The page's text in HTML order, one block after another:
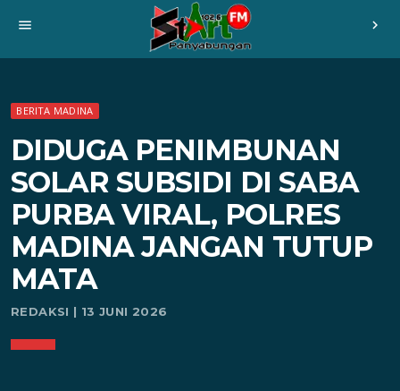
menu chevron_right
BERITA MADINA
DIDUGA PENIMBUNAN
SOLAR SUBSIDI DI SABA
PURBA VIRAL, POLRES
MADINA JANGAN TUTUP
MATA
REDAKSI | 13 JUNI 2026